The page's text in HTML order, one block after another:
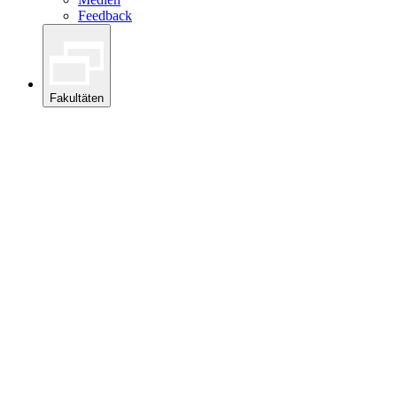
Feedback
Fakultäten